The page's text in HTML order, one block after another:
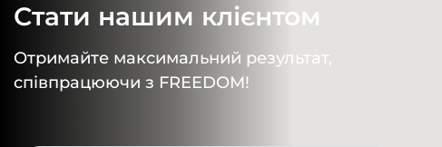
Стати нашим клієнтом
Отримайте максимальний результат,
співпрацюючи з FREEDOM!